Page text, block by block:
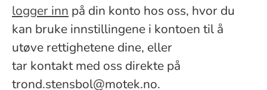
logger inn på din konto hos oss, hvor du
kan bruke innstillingene i kontoen til å
utøve rettighetene dine, eller
tar kontakt med oss direkte på
trond.stensbol@motek.no.